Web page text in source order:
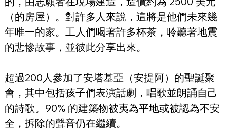
（的房屋）。對許多人來說，這將是他們未來幾
年唯一的家。工人們喝著許多杯茶，聆聽著地震
的悲慘故事，並彼此分享出來。
超過200人參加了安塔基亞（安提阿）的聖誕聚
會，其中包括孩子們表演話劇，唱歌並朗誦自己
的詩歌。90% 的建築物被夷為平地或被認為不安
全，拆除的聲音仍在繼續。